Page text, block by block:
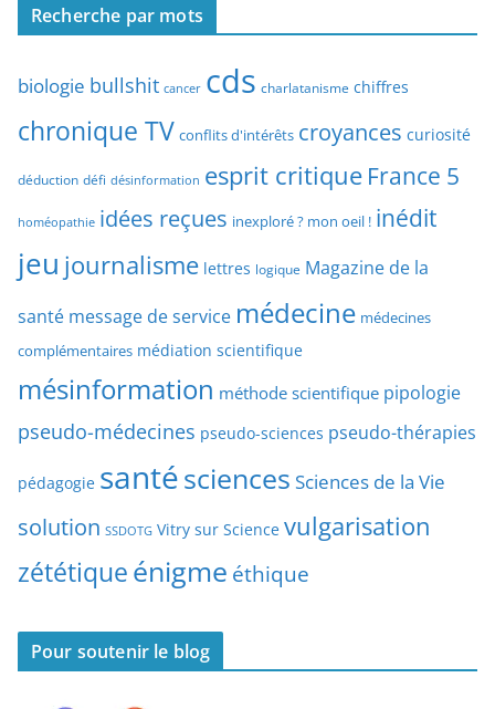
e
a
y
e
d
’
a
i
c
e
r
h
p
a
t
e
Recherche par mots
biologie bullshit cancer cds charlatanisme chiffres
chronique TV conflits d'intérêts croyances curiosité
déduction défi désinformation esprit critique France 5
homéopathie idées reçues inexploré ? mon oeil ! inédit
jeu journalisme lettres logique Magazine de la
santé message de service médecine médecines
complémentaires médiation scientifique
mésinformation méthode scientifique pipologie
pseudo-médecines pseudo-sciences pseudo-thérapies
pédagogie santésciences Sciences de la Vie
solution SSDOTG Vitry sur Science vulgarisation
zététiqueénigme éthique
Pour soutenir le blog